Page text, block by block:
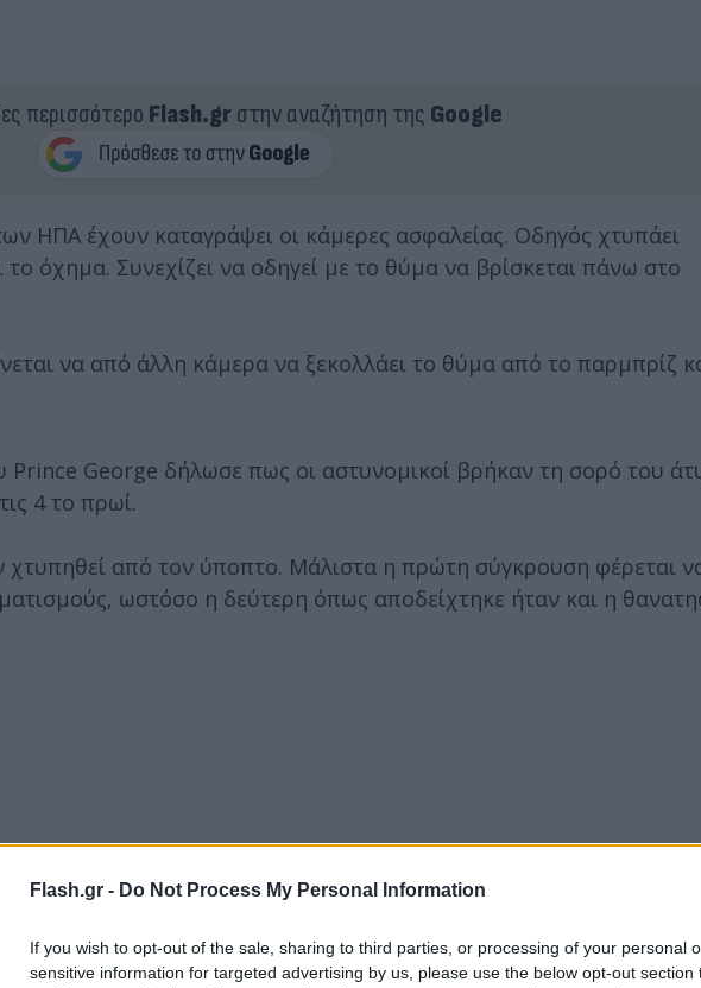
Flash.gr - Do Not Process My Personal Information
If you wish to opt-out of the sale, sharing to third parties, or processing of your personal
sensitive information for targeted advertising by us, please use the below opt-out section
περισσότερο Flash.grστην αναζήτηση της Google
ΗΠΑ έχουν καταγράψει οι κάμερες ασφαλείας. Οδηγός χτυπάει
όχημα. Συνεχίζει να οδηγεί με το θύμα να βρίσκεται πάνω στο
να από άλλη κάμερα να ξεκολλάει το θύμα από το παρμπρίζ
Prince George δήλωσε πως οι αστυνομικοί βρήκαν τη σορό του
4 το πρωί.
από τον ύποπτο. Μάλιστα η πρώτη σύγκρουση φέρεται
ωστόσο η δεύτερη όπως αποδείχτηκε ήταν και η